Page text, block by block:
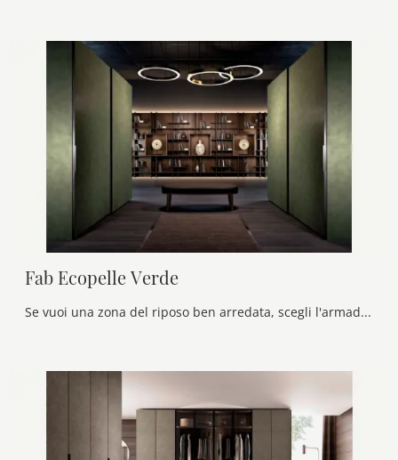
Fab Ecopelle Verde
Se vuoi una zona del riposo ben arredata, scegli l'armadio Fab Ecopelle Verde con ante scorrevoli di Olivieri!